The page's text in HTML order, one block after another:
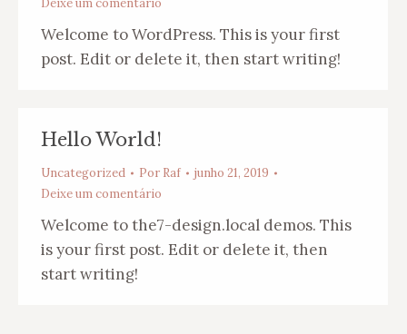
Deixe um comentário
Welcome to WordPress. This is your first
post. Edit or delete it, then start writing!
Hello World!
Uncategorized Por Raf
junho 21, 2019
Deixe um comentário
Welcome to the7-design.local demos. This
is your first post. Edit or delete it, then
start writing!